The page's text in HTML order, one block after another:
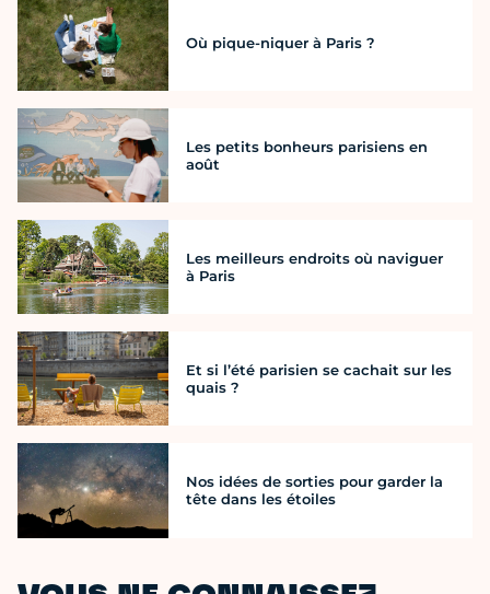
Où pique-niquer à Paris ?
Les petits bonheurs parisiens en
août
Les meilleurs endroits où naviguer
à Paris
Et si l’été parisien se cachait sur les
quais ?
Nos idées de sorties pour garder la
tête dans les étoiles